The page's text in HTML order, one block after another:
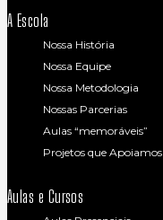
A Escola
Nossa História
Nossa Equipe
Nossa Metodologia
Nossas Parcerias
Aulas “memoráveis”
Projetos que Apoiamos
Aulas e Cursos